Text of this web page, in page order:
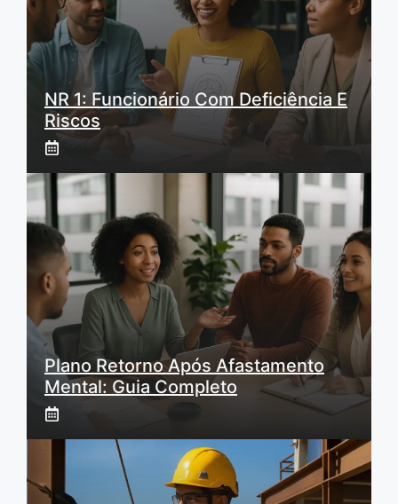
NR 1: Funcionário Com Deficiência E
Riscos
Plano Retorno Após Afastamento
Mental: Guia Completo